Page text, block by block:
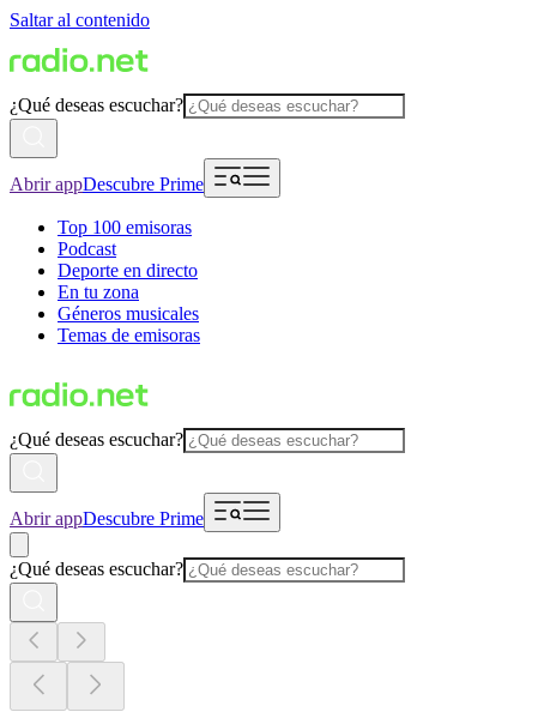
Saltar al contenido
¿Qué deseas escuchar?
Abrir appDescubre Prime
Top 100 emisoras
Podcast
Deporte en directo
En tu zona
Géneros musicales
Temas de emisoras
¿Qué deseas escuchar?
Abrir appDescubre Prime
¿Qué deseas escuchar?